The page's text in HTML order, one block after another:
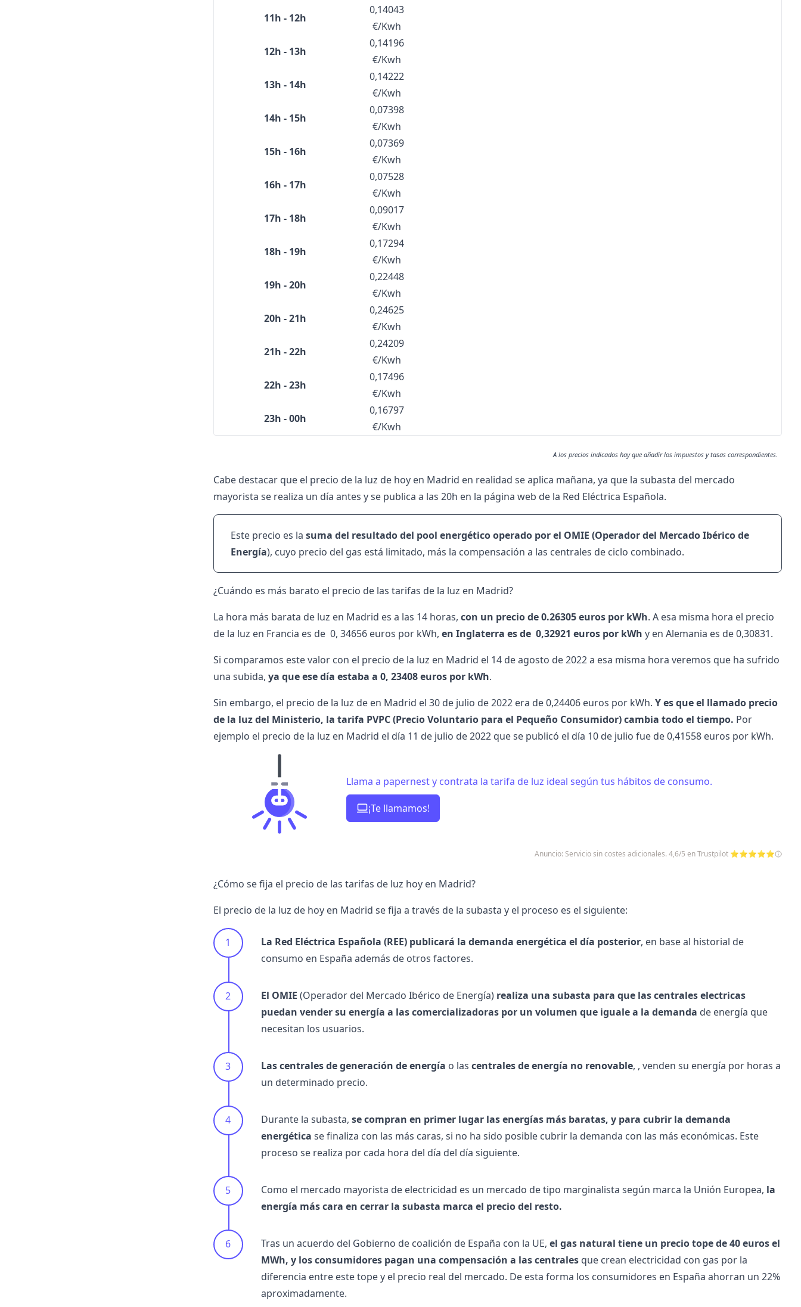
11h - 12h
0,14043
€/Kwh
12h - 13h
0,14196
€/Kwh
13h - 14h
0,14222
€/Kwh
14h - 15h
0,07398
€/Kwh
15h - 16h
0,07369
€/Kwh
16h - 17h
0,07528
€/Kwh
17h - 18h
0,09017
€/Kwh
18h - 19h
0,17294
€/Kwh
19h - 20h
0,22448
€/Kwh
20h - 21h
0,24625
€/Kwh
21h - 22h
0,24209
€/Kwh
22h - 23h
0,17496
€/Kwh
23h - 00h
0,16797
€/Kwh
A los precios indicados hay que añadir los impuestos y tasas correspondientes.
Cabe destacar que el precio de la luz de hoyen Madrid en realidad se aplica mañana, ya que la subasta del mercado
mayorista se realiza un día antes y se publica a las 20h en la página web de la Red Eléctrica Española.
Este precio es la suma del resultado del pool energético operado por el OMIE (Operador del Mercado Ibérico de
Energía), cuyo precio del gas está limitado, más la compensación a las centrales de ciclo combinado.
¿Cuándo es más barato el precio de las tarifas de la luz en Madrid?
La hora más barata de luz en Madrid es a las 14 horas, con un precio de 0.26305 euros por kWh. A esa misma hora el precio
de la luz en Francia es de 0, 34656 euros por kWh, en Inglaterra es de 0,32921 euros por kWh y en Alemania es de 0,30831.
Si comparamos este valor con el precio de la luz en Madrid el 14 de agosto de 2022 a esa misma hora veremos que ha sufrido
una subida, ya que ese día estaba a 0, 23408 euros por kWh.
Sin embargo, el precio de la luz de en Madrid el 30 de julio de 2022 era de 0,24406 euros por kWh. Y es que el llamado precio
de la luz del Ministerio, la tarifa PVPC(Precio Voluntario para el Pequeño Consumidor) cambia todo el tiempo. Por
ejemplo el precio de la luz en Madrid el día 11 de julio de 2022 que se publicó el día 10 de julio fue de 0,41558 euros por kWh.
Llama a papernest y contrata la tarifa de luz ideal según tus hábitos de consumo.
¡Te llamamos!
Anuncio: Servicio sin costes adicionales. 4,6/5 en Trustpilot ⭐⭐⭐⭐⭐
¿Cómo se fija el precio de las tarifas de luz hoy en Madrid?
El precio de la luz de hoy en Madrid se fija a través de la subasta y el proceso es el siguiente:
La Red Eléctrica Española (REE) publicará la demanda energética el día posterior, en base al historial de
consumo en España además de otros factores.
El OMIE (Operador del Mercado Ibérico de Energía) realiza una subasta para que las centrales electricas
puedan vender su energía a lascomercializadoraspor un volumen que iguale a la demanda de energía que
necesitan los usuarios.
Las centrales de generación de energía o las centrales de energía no renovable, , venden su energía por horas a
un determinado precio.
Durante la subasta, se compran en primer lugar las energías más baratas, y para cubrir la demanda
energética se finaliza con las más caras, si no ha sido posible cubrir la demanda con las más económicas. Este
proceso se realiza por cada hora del día del día siguiente.
Como el mercado mayorista de electricidad es un mercado de tipo marginalista según marca la Unión Europea, la
energía más cara en cerrar la subasta marca el precio del resto.
Tras un acuerdo del Gobierno de coalición de España con la UE, el gas natural tiene un precio tope de 40 euros el
MWh, y los consumidores pagan una compensación a las centralesque crean electricidad con gas por la
diferencia entre este tope y el precio real del mercado. De esta forma los consumidores en España ahorran un 22%
aproximadamente.